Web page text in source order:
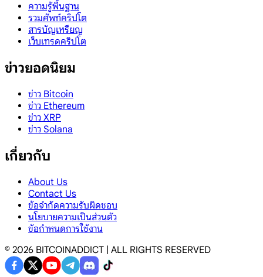
ความรู้พื้นฐาน
รวมศัพท์คริปโต
สารบัญเหรียญ
เว็บเทรดคริปโต
ข่าวยอดนิยม
ข่าว Bitcoin
ข่าว Ethereum
ข่าว XRP
ข่าว Solana
เกี่ยวกับ
About Us
Contact Us
ข้อจำกัดความรับผิดชอบ
นโยบายความเป็นส่วนตัว
ข้อกำหนดการใช้งาน
© 2026 BITCOINADDICT | ALL RIGHTS RESERVED